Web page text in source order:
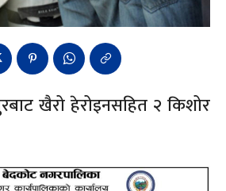
खैरो हेरोइनसहित २ किशोर